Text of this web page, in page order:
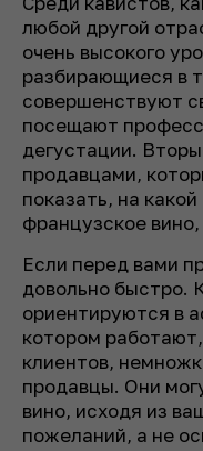
любой другой
очень высокого
разбирающиеся в
совершенствуют
посещают
дегустации.
продавцами,
показать, на
французское
Если перед вами
довольно быстро.
ориентируются в
котором
клиентов,
продавцы. Они
вино, исходя из
пожеланий, а не